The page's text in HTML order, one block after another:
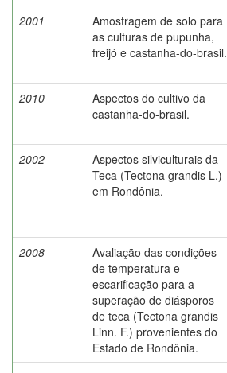
2001
Amostragem de solo para
as culturas de pupunha,
freijó e castanha-do-brasil.
2010
Aspectos do cultivo da
castanha-do-brasil.
2002
Aspectos silviculturais da
Teca (Tectona grandis L.)
em Rondônia.
2008
Avaliação das condições
de temperatura e
escarificação para a
superação de diásporos
de teca (Tectona grandis
Linn. F.) provenientes do
Estado de Rondônia.